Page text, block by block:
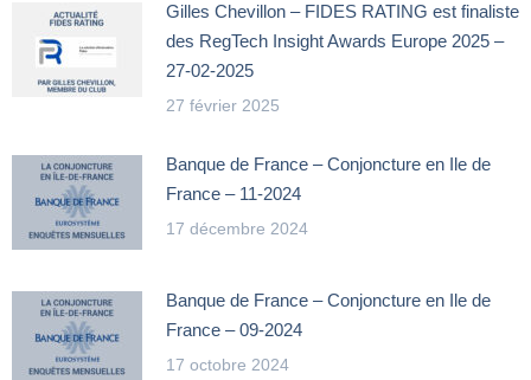
Gilles Chevillon – FIDES RATING est finaliste
des RegTech Insight Awards Europe 2025 –
27-02-2025
27 février 2025
Banque de France – Conjoncture en Ile de
France – 11-2024
17 décembre 2024
Banque de France – Conjoncture en Ile de
France – 09-2024
17 octobre 2024